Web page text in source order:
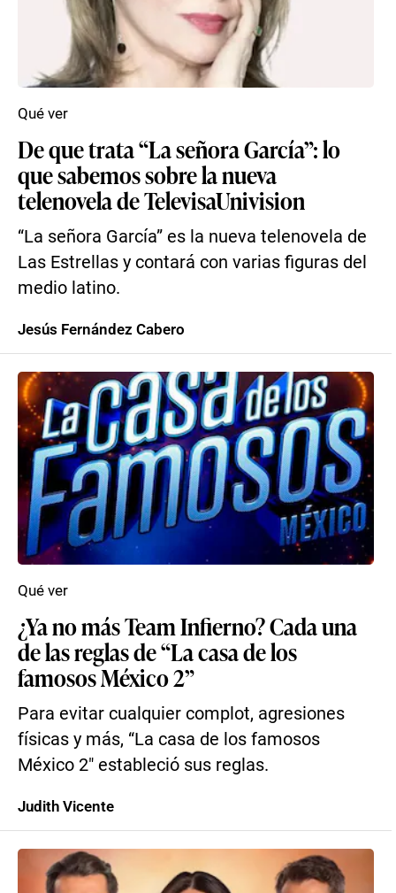
De que trata “La señora García”: lo
que sabemos sobre la nueva
telenovela de TelevisaUnivision
“La señora García” es la nueva telenovela de
Las Estrellas y contará con varias figuras del
medio latino.
Qué ver
Jesús Fernández Cabero
¿Ya no más Team Infierno? Cada una
de las reglas de “La casa de los
famosos México 2”
Para evitar cualquier complot, agresiones
físicas y más, “La casa de los famosos
México 2″ estableció sus reglas.
Qué ver
Judith Vicente